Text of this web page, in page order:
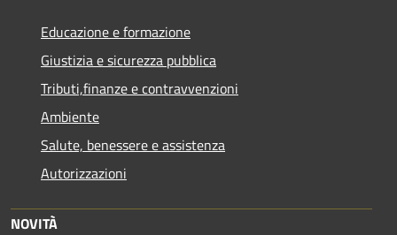
Educazione e formazione
Giustizia e sicurezza pubblica
Tributi,finanze e contravvenzioni
Ambiente
Salute, benessere e assistenza
Autorizzazioni
NOVITÀ